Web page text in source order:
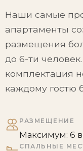
Наши самые
апартаменты
размещения
до 6-ти
комплектация
каждому гостю
РАЗМЕЩЕНИЕ
Максимум: 6
СПАЛЬНЫЕ